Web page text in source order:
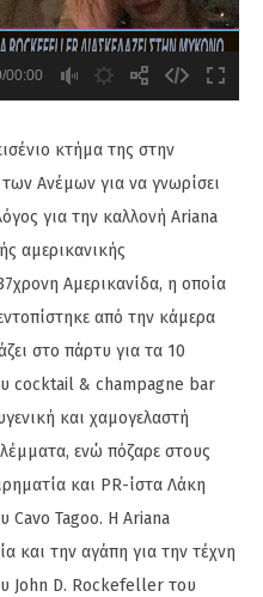
480
00:00
κτήμα της στην
Ανέμων για να γνωρίσει
για την καλλονή Ariana
αμερικανικής
Αμερικανίδα, η οποία
από την κάμερα
στο πάρτυ για τα 10
cocktail & champagne bar
και χαμογελαστή
ενώ πόζαρε στους
και PR-ίστα Λάκη
Cavo Tagoo. Η Ariana
και την αγάπη για την τέχνη
John D. Rockefeller του